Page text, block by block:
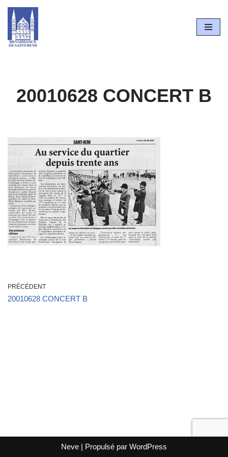
Aller
au
20010628 CONCERT B
PRÉCÉDENT
20010628 CONCERT B
Neve | Propulsé par WordPress